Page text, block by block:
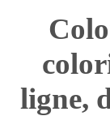
ligne,